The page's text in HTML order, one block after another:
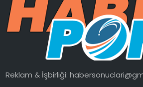
Reklam & İşbirliği: